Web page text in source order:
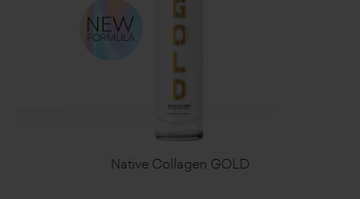
Native Collagen GOLD